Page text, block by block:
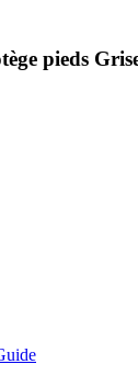
pieds